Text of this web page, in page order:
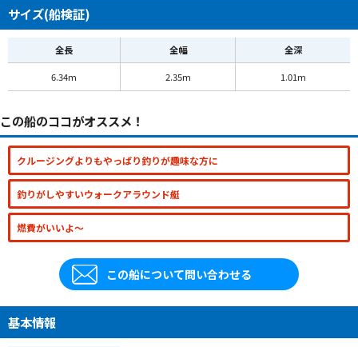
サイズ(船検証)
全長 全幅 全深
6.34m 2.35m 1.01m
この船のココがオススメ！
クルージングよりもやっぱり釣りが趣味な方に
釣りがしやすいウォークアラウンド艇
燃費がいいよ～
この船について問い合わせる
基本情報